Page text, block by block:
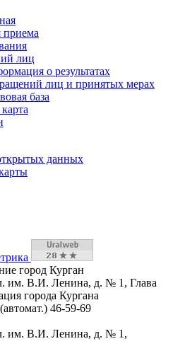
приема
лиц
о результатах
лиц и принятых мерах
база
данных
город Курган
им. В.И. Ленина, д. № 1, Глава
города Кургана
46-59-69
им. В.И. Ленина, д. № 1,